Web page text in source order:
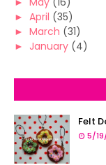
► April (35)
► March (31)
► January (4)
Felt
5/